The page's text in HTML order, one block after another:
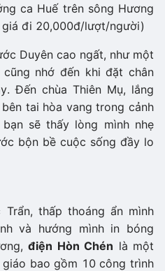
ca Huế trên sông Hương
giá đi 20,000đ/lượt/người)
Duyên cao ngất, như một
nhớ đến khi đặt chân
Đến chùa Thiên Mụ, lắng
tai hòa vang trong cảnh
sẽ thấy lòng mình nhẹ
bộn bề cuộc sống đầy lo
thấp thoáng ẩn mình
và hướng mình in bóng
điện Hòn Chén là một
bao gồm 10 công trình